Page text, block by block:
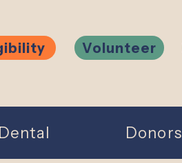
Volunteer
Dental Donors